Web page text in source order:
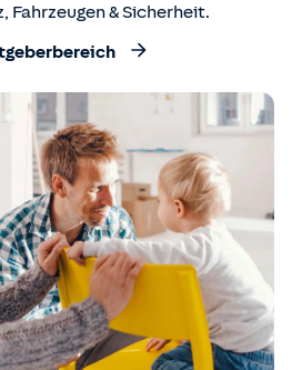
Fahrzeugen & Sicherheit.